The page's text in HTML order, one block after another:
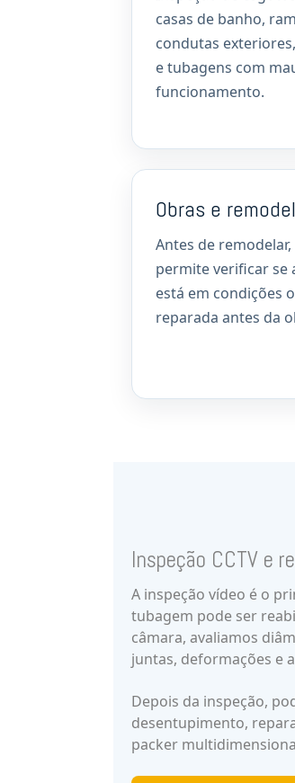
casas de banho,
condutas
e tubagens com
funcionamento.
Obras e
Antes de
permite verificar se
está em condições
reparada antes da
Inspeção CCTV e
A inspeção vídeo é o
tubagem pode ser
câmara, avaliamos
juntas, deformações e
Depois da inspeção,
desentupimento,
packer